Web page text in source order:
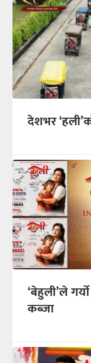
देशभर
‘बेहुली’ले
कब्जा